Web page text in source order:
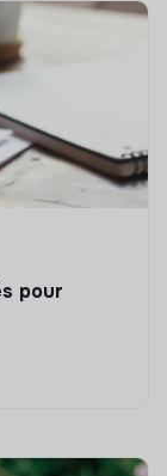
pour